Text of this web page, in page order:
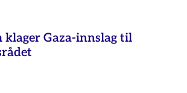
klager Gaza-innslag til